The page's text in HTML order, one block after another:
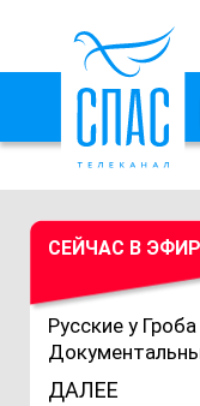
СЕЙЧАС В
Русские у
ДАЛЕЕ